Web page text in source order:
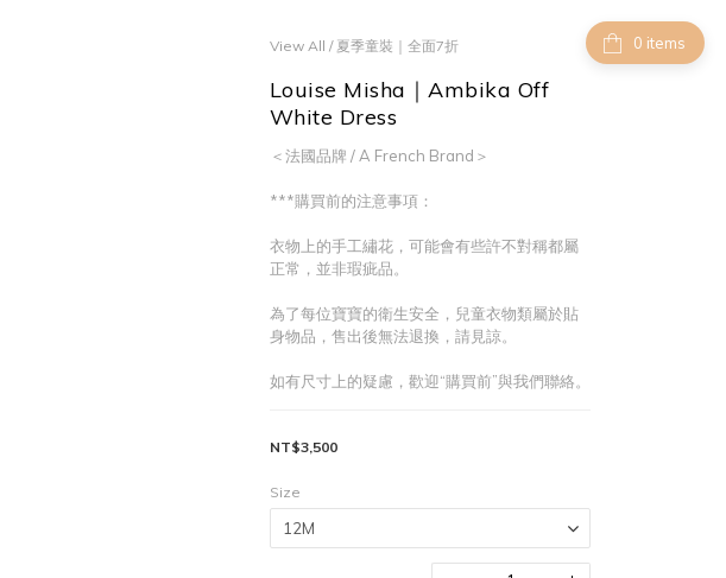
items
View All / 夏季童裝｜全面7折
Louise Misha｜Ambika Off
White Dress
＜法國品牌 / A French Brand＞
***購買前的注意事項：
衣物上的手工繡花，可能會有些許不對稱都屬
正常，並非瑕疵品。
為了每位寶寶的衛生安全，兒童衣物類屬於貼
身物品，售出後無法退換，請見諒。
如有尺寸上的疑慮，歡迎“購買前”與我們聯絡。
NT$3,500
Size